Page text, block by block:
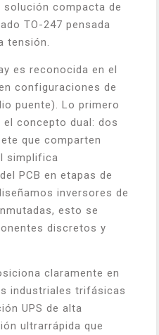
compacta de
TO-247 pensada
tensión.
es reconocida en el
configuraciones de
puente). Lo primero
concepto dual: dos
que comparten
simplifica
PCB en etapas de
inversores de
esto se
discretos y
claramente en
industriales trifásicas
UPS de alta
ultrarrápida que